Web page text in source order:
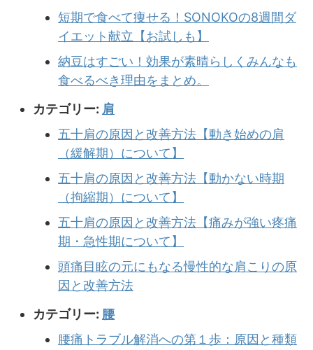
短期で食べて痩せる！SONOKOの8週間ダ
イエット献立【お試しも】
納豆はすごい！効果が素晴らしくみんなも
食べるべき理由をまとめ。
カテゴリー: 肩
五十肩の原因と改善方法【動き始めの肩
（緩解期）について】
五十肩の原因と改善方法【動かない時期
（拘縮期）について】
五十肩の原因と改善方法【痛みが強い疼痛
期・急性期について】
頭痛目眩の元にもなる慢性的な肩こりの原
因と改善方法
カテゴリー: 腰
腰痛トラブル解消への第１歩：原因と種類